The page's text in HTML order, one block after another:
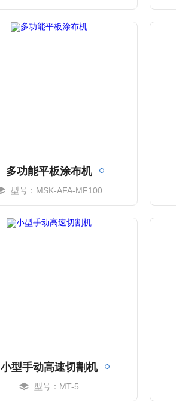
多功能平板涂布机
型号：MSK-AFA-MF100
小型手动高速切割机
型号：MT-5